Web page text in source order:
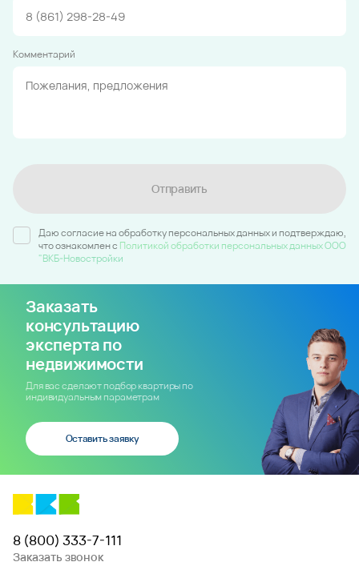
Комментарий
Отправить
Даю согласие на обработку персональных данных и подтверждаю,
что ознакомлен c Политикой обработки персональных данных ООО
"ВКБ-Новостройки
Заказать
консультацию
эксперта по
недвижимости
Для вас сделают подбор квартиры по
индивидуальным параметрам
Оставить заявку
8 (800) 333-7-111
Заказать звонок